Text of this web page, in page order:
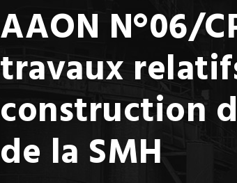
AAON N°06/
travaux
construction
de la SMH